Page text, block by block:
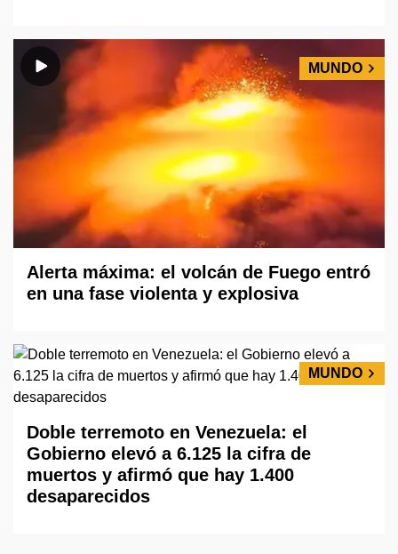
MUNDO
Alerta máxima: el volcán de Fuego entró
en una fase violenta y explosiva
MUNDO
Doble terremoto en Venezuela: el
Gobierno elevó a 6.125 la cifra de
muertos y afirmó que hay 1.400
desaparecidos